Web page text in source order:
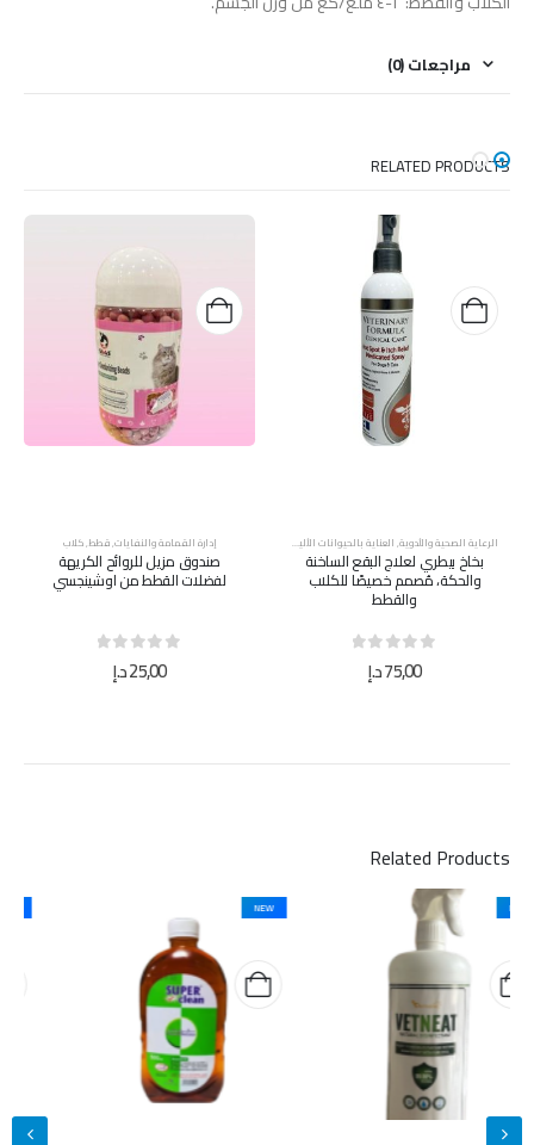
مراجعات (0)
RELATED PRODUCTS
الرعاية الصحية والأدوية,العناية بالحيوانات الأليفة منظفات
بخاخ بيطري لعلاج البقع الساخنة
والحكة، مُصمم خصيصًا للكلاب
والقطط
out of 5
75,00د.إ
إدارة القمامة والنفايات,قطط,كلاب
صندوق مزيل للروائح الكريهة
لفضلات القطط من اوشينجسي
out of 5
25,00د.إ
Related Products